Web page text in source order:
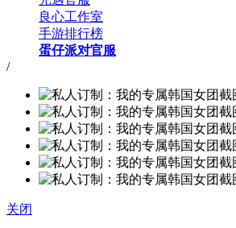
良心工作室
手游排行榜
蛋仔派对官服
/
关闭